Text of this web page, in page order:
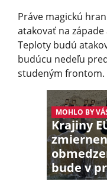
Práve magickú
atakovať na
Teploty budú
budúcu nedeľu
studeným frontom.
MOHLO BY
Krajiny
bude v